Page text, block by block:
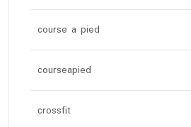
course a pied
courseapied
crossfit